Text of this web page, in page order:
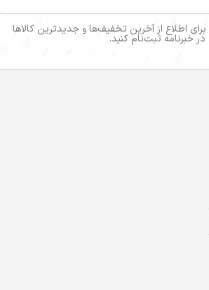
اطلاع از آخرین تخفیف‌ها و جدیدترین کالاها
در خبرنامه ثبت‌نام کنید.